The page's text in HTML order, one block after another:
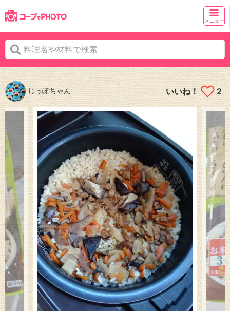
メニュー
じっぽちゃん いいね！ 2